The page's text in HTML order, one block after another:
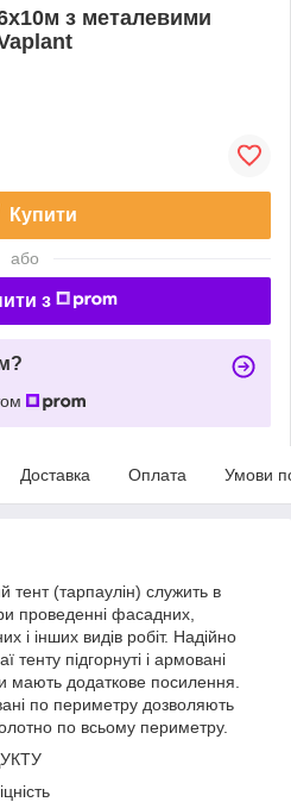
з металевими
Купити
або
з
Доставка Оплата Умови
тент (тарпаулін) служить в
проведенні фасадних,
і інших видів робіт. Надійно
тенту підгорнуті і армовані
мають додаткове посилення.
по периметру дозволяють
по всьому периметру.